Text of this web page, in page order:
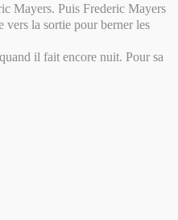
Mayers. Puis Frederic Mayers
vers la sortie pour berner les
il fait encore nuit. Pour sa